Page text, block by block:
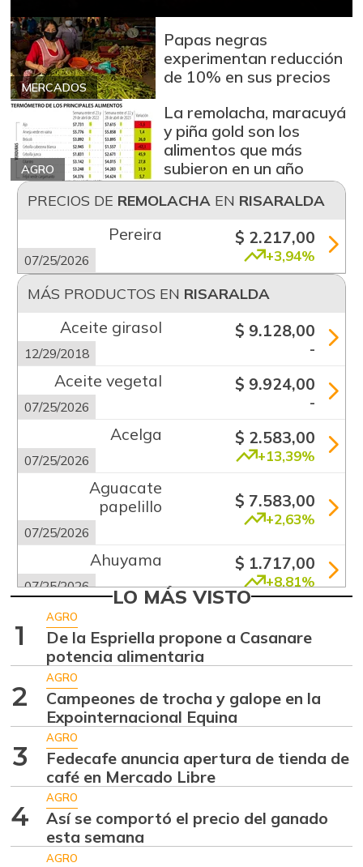
MERCADOS
Papas negras
experimentan reducción
de 10% en sus precios
AGRO
La remolacha, maracuyá
y piña gold son los
alimentos que más
subieron en un año
PRECIOS DE REMOLACHAEN RISARALDA
Pereira
07/25/2026
$ 2.217,00
+3,94%
MÁS PRODUCTOS EN RISARALDA
Aceite girasol
12/29/2018
$ 9.128,00
-
Aceite vegetal
07/25/2026
$ 9.924,00
-
Acelga
07/25/2026
$ 2.583,00
+13,39%
Aguacate
papelillo
07/25/2026
$ 7.583,00
+2,63%
Ahuyama
07/25/2026
$ 1.717,00
+8,81%
07/25/2026 -0,46%
Apio
07/25/2026
$ 2.000,00
+8,52%
Arracacha blanca
07/25/2026
$ 4.354,00
Arroz de primera
07/25/2026
Arroz de segunda
12/29/2018
$ 2.202,00
-
LO MÁS VISTO
1
AGRO
De la Espriella propone a Casanare
potencia alimentaria
2
AGRO
Campeones de trocha y galope en la
Expointernacional Equina
3
AGRO
Fedecafe anuncia apertura de tienda de
café en Mercado Libre
4
AGRO
Así se comportó el precio del ganado
esta semana
AGRO